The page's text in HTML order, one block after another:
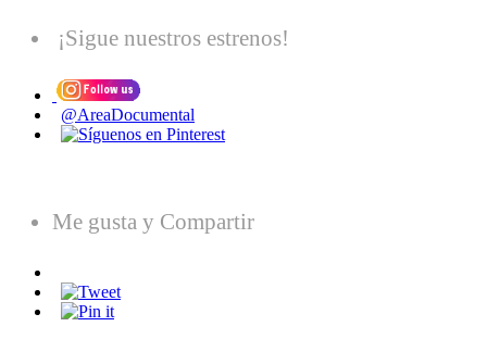
¡Sigue nuestros estrenos!
@AreaDocumental
Me gusta y Compartir